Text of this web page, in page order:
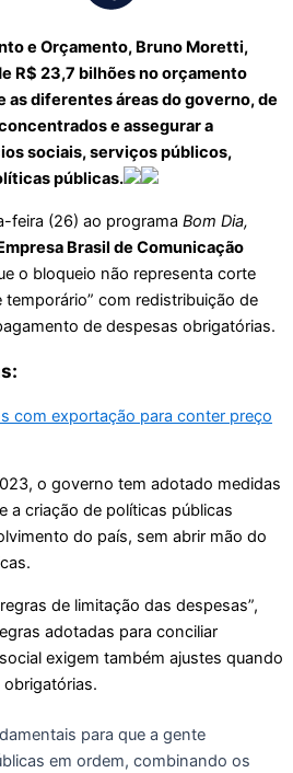
e Orçamento, Bruno Moretti,
R$ 23,7 bilhões no orçamento
as diferentes áreas do governo, de
e assegurar a
sociais, serviços públicos,
públicas.
feira (26) ao programa Bom Dia,
Brasil de Comunicação
o bloqueio não representa corte
temporário” com redistribuição de
de despesas obrigatórias.
com exportação para conter preço
o governo tem adotado medidas
a criação de políticas públicas
do país, sem abrir mão do
de limitação das despesas”,
adotadas para conciliar
exigem também ajustes quando
para que a gente
em ordem, combinando os